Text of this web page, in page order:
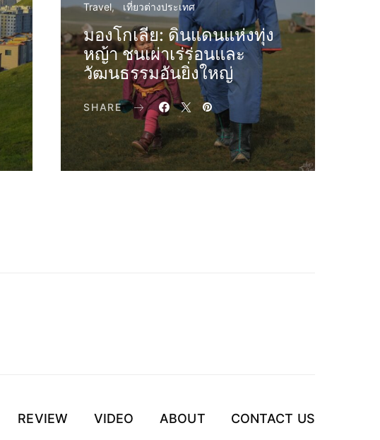
Travel เที่ยวต่างประเทศ
มองโกเลีย: ดินแดนแห่งทุ่ง
หญ้า ชนเผ่าเร่ร่อนและ
วัฒนธรรมอันยิ่งใหญ่
SHARE
REVIEW VIDEO ABOUT CONTACT US